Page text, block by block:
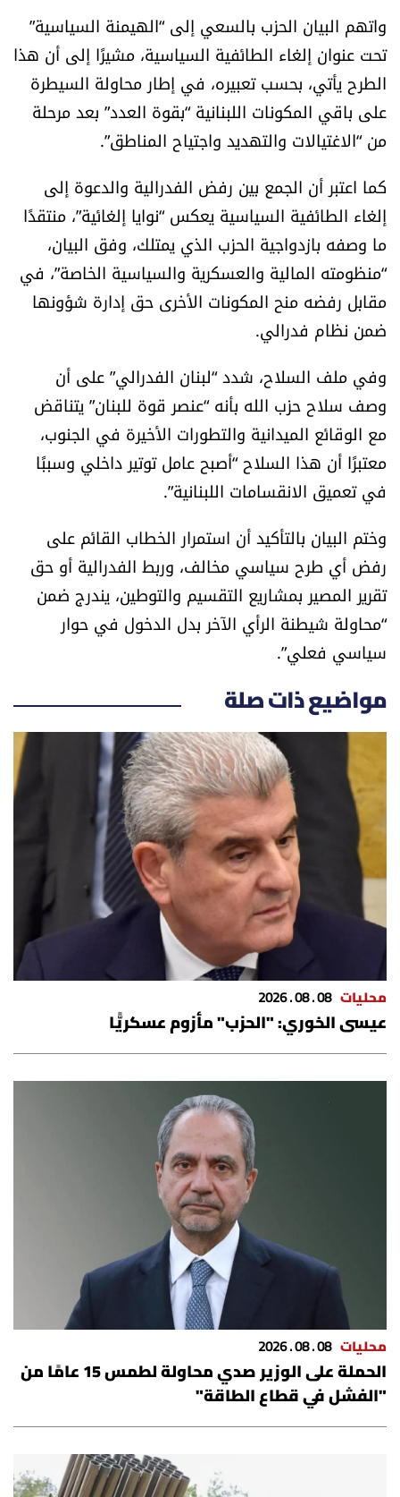
ثقافة وفنون
فصل من كتاب
اقرأ تضحك
سجالات
صحّة وصحن
الرياضة
منوّعات
حظّك اليوم
للتاريخ
من نحن
للتواصل معنا
شروط الاستخدام
شروط الإشتراك
Digital solutions by
واتهم البيان الحزب بالسعي إلى “الهيمنة السياسية”
تحت عنوان إلغاء الطائفية السياسية، مشيرًا إلى أن هذا
الطرح يأتي، بحسب تعبيره، في إطار محاولة السيطرة
على باقي المكونات اللبنانية “بقوة العدد” بعد مرحلة
من “الاغتيالات والتهديد واجتياح المناطق”.
كما اعتبر أن الجمع بين رفض الفدرالية والدعوة إلى
إلغاء الطائفية السياسية يعكس “نوايا إلغائية”، منتقدًا
ما وصفه بازدواجية الحزب الذي يمتلك، وفق البيان،
“منظومته المالية والعسكرية والسياسية الخاصة”، في
مقابل رفضه منح المكونات الأخرى حق إدارة شؤونها
ضمن نظام فدرالي.
وفي ملف السلاح، شدد “لبنان الفدرالي” على أن
وصف سلاح حزب الله بأنه “عنصر قوة للبنان” يتناقض
مع الوقائع الميدانية والتطورات الأخيرة في الجنوب،
معتبرًا أن هذا السلاح “أصبح عامل توتير داخلي وسببًا
في تعميق الانقسامات اللبنانية”.
وختم البيان بالتأكيد أن استمرار الخطاب القائم على
رفض أي طرح سياسي مخالف، وربط الفدرالية أو حق
تقرير المصير بمشاريع التقسيم والتوطين، يندرج ضمن
“محاولة شيطنة الرأي الآخر بدل الدخول في حوار
سياسي فعلي”.
مواضيع ذات صلة
محليات 08 . 08 . 2026
عيسى الخوري: "الحزب" مأزوم عسكريًّا
محليات 08 . 08 . 2026
الحملة على الوزير صدي محاولة لطمس 15 عامًا من
"الفشل في قطاع الطاقة"